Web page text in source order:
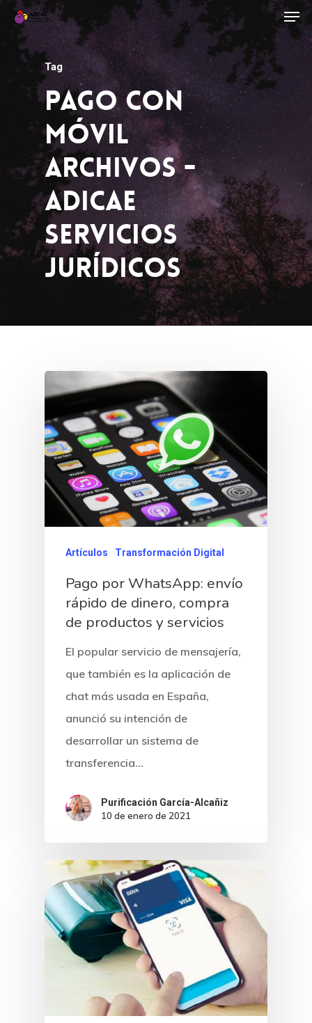
Tag
Pago Con
Móvil
Archivos -
ADICAE
Servicios
Jurídicos
Artículos Transformación Digital
Pago por WhatsApp: envío
rápido de dinero, compra
de productos y servicios
El popular servicio de mensajería,
que también es la aplicación de
chat más usada en España,
anunció su intención de
desarrollar un sistema de
transferencia…
Purificación García-Alcañiz
10 de enero de 2021